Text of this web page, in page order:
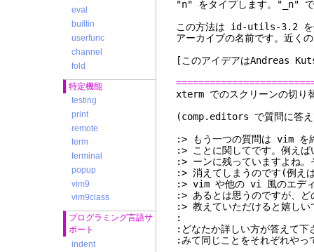
eval
builtin
userfunc
channel
fold
特定機能
testing
print
remote
term
terminal
popup
vim9
vim9class
プログラミング言語サ
ポート
indent
"n" をタイプします。"_n" で
この方法は id-utils-3.2
アーカイブの名前です。近
[このアイデアはAndreas
xterm でのスクリー
(comp.editors で質問に答
:> もう一つの質問は vim を
:> ことに関してです。例え
:> ーンに残っていますよね
:> 消えてしまうのです(例え
:> vim や他の vi 風のエディ
:> あるとは思うのですが、ど
:> 教えていただけると嬉しい
:
:どなたか詳しい方が答えて
:みて同じことをそれぞれやっ